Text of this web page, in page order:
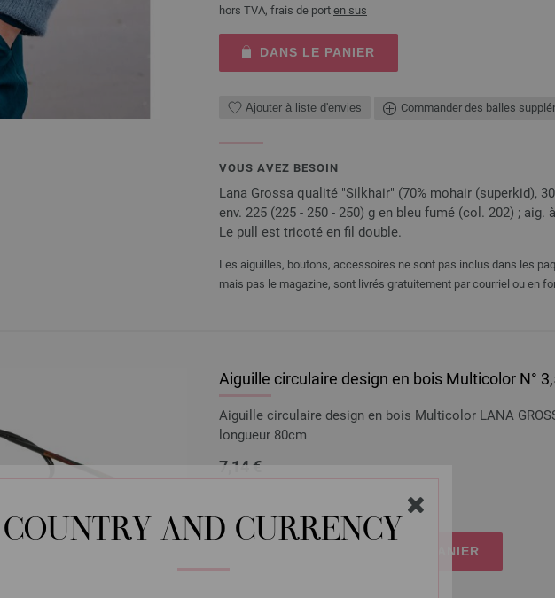
COUNTRY AND CURRENCY
hors TVA, frais de port en sus
DANS LE PANIER
Ajouter à liste d'envies Commander des balles
VOUS AVEZ BESOIN
Lana Grossa qualité "Silkhair" (70% mohair (superkid),
env. 225 (225 - 250 - 250) g en bleu fumé (col. 202) ; aig.
Le pull est tricoté en fil double.
Les aiguilles, boutons, accessoires ne sont pas inclus dans les
mais pas le magazine, sont livrés gratuitement par courriel ou en
Aiguille circulaire design en bois Multicolor N°
Aiguille circulaire design en bois Multicolor LANA
longueur 80cm
7,14 €
QUANTITÉ
DANS LE PANIER